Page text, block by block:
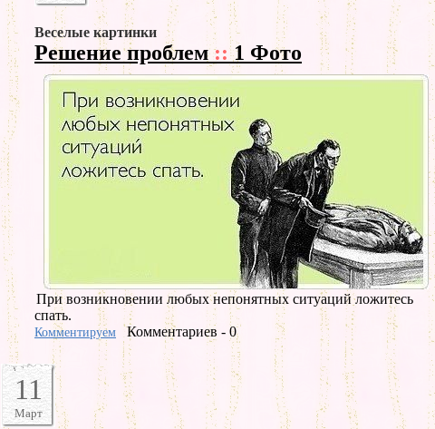
Веселые картинки
Решение проблем::1 Фото
При возникновении любых непонятных ситуаций ложитесь
спать.
Комментируем Комментариев - 0
11
Март